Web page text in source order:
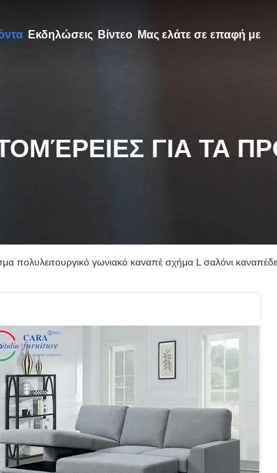
Εκδηλώσεις Βίντεο Μας ελάτε σε επαφή με
ΓΙΑ ΤΑ
πολυλειτουργικό γωνιακό καναπέ σχήμα L σαλόνι